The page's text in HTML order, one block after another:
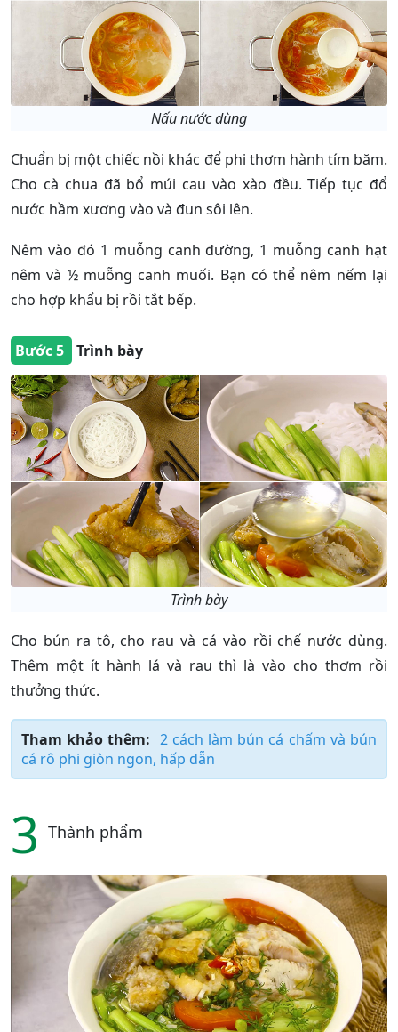
Nấu nước dùng
Chuẩn bị một chiếc nồi khác để phi thơm hành tím băm.
Cho cà chua đã bổ múi cau vào xào đều. Tiếp tục đổ
nước hầm xương vào và đun sôi lên.
Nêm vào đó 1 muỗng canh đường, 1 muỗng canh hạt
nêm và ½ muỗng canh muối. Bạn có thể nêm nếm lại
cho hợp khẩu bị rồi tắt bếp.
Bước 5 Trình bày
Trình bày
Cho bún ra tô, cho rau và cá vào rồi chế nước dùng.
Thêm một ít hành lá và rau thì là vào cho thơm rồi
thưởng thức.
Tham khảo thêm: 2 cách làm bún cá chấm và bún
cá rô phi giòn ngon, hấp dẫn
3 Thành phẩm